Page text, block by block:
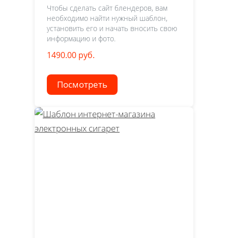
Чтобы сделать сайт блендеров, вам
необходимо найти нужный шаблон,
установить его и начать вносить свою
информацию и фото.
1490.00 руб.
Посмотреть